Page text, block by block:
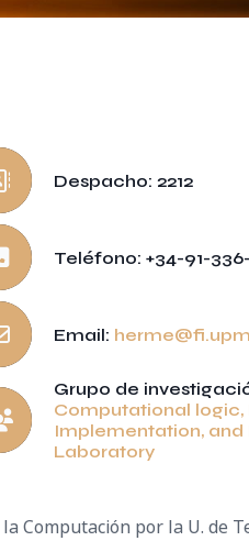
Despacho: 2212
Teléfono: +34-91-
Email:
Grupo de
Computational logic,
Implementation, and
Laboratory
Computación por la U. de